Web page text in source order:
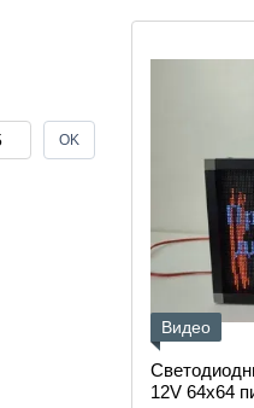
Видео
12V 64х64
OK